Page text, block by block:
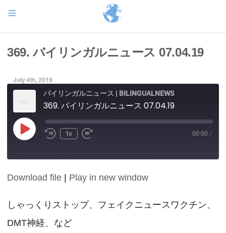
369. バイリンガルニュース 07.04.19
July 4th, 2019
バイリンガルニュース | BILINGUALNEWS
369. バイリンガルニュース 07.04.19
Play
Episode
1x 00:00 /
SHARE
LINK
EMBED
Download file Play in new window
しゃっくりストップ、フェイクニュースワクチン、
DMT神経、など